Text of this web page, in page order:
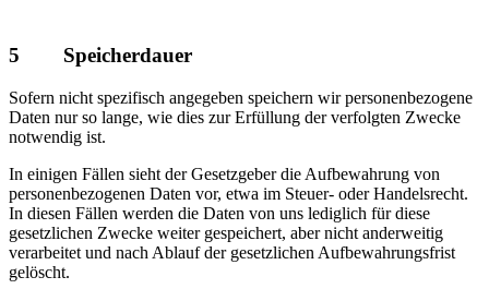
5 Speicherdauer
Sofern nicht spezifisch angegeben speichern wir personenbezogene
Daten nur so lange, wie dies zur Erfüllung der verfolgten Zwecke
notwendig ist.
In einigen Fällen sieht der Gesetzgeber die Aufbewahrung von
personenbezogenen Daten vor, etwa im Steuer- oder Handelsrecht.
In diesen Fällen werden die Daten von uns lediglich für diese
gesetzlichen Zwecke weiter gespeichert, aber nicht anderweitig
verarbeitet und nach Ablauf der gesetzlichen Aufbewahrungsfrist
gelöscht.